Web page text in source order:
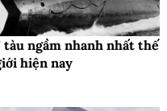
tàu ngầm nhanh nhất thế
hiện nay